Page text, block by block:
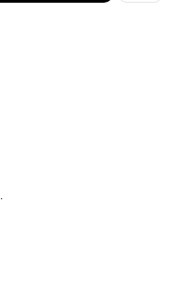
.